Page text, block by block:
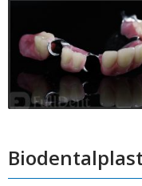
Biodentalplast